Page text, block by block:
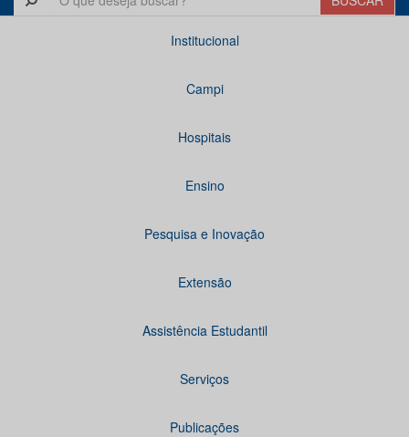
Institucional
Campi
Hospitais
Ensino
Pesquisa e Inovação
Extensão
Assistência Estudantil
Serviços
Publicações